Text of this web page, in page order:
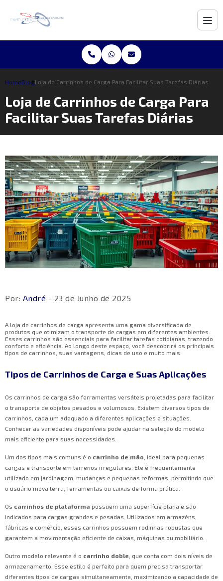
HomeBlogLoja de Carrinhos de Carga Para Facilitar Suas Tarefas Diárias
Loja de Carrinhos de Carga Para
Facilitar Suas Tarefas Diárias
Por: André - 23 de Junho de 2025
A loja de carrinhos de carga apresenta uma gama diversificada de
produtos que otimizam o transporte de cargas em diferentes ambientes.
Esses carrinhos são essenciais para facilitar tarefas cotidianas, trazendo
conforto e eficiência. Ao longo deste espaço, você descobrirá os principais
tipos de carrinhos, suas vantagens, dicas de uso e muito mais.
Tipos de Carrinhos de Carga e Suas Aplicações
Os carrinhos de carga são ferramentas versáteis projetadas para facilitar
o transporte de objetos pesados e volumosos. Existem diversos tipos de
carrinhos, cada um adequado a diferentes aplicações e situações.
Conhecer as variedades disponíveis pode ajudar na seleção do modelo
mais eficiente para suas necessidades.
Um dos tipos mais comuns é o carrinho de mão , ideal para pequenas
cargas e transporte em terrenos irregulares. Ele é frequentemente
utilizado em jardinagem, mudanças e pequenas reformas, permitindo que
o usuário mova terra, ferramentas ou caixas de forma prática.
Os carrinhos de plataforma possuem uma superfície plana e são
indicados para cargas grandes e pesadas. Utilizados em armazéns,
fábricas e comércio, esses carrinhos possuem rodinhas robustas que
garantem a movimentação eficiente de caixas, máquinas ou mobiliário.
Outro modelo relevante é o carrinho doble , que conta com dois níveis de
armazenamento. Esse estilo é perfeito para quem precisa transportar
diferentes tipos de cargas simultaneamente, maximizando a capacidade de